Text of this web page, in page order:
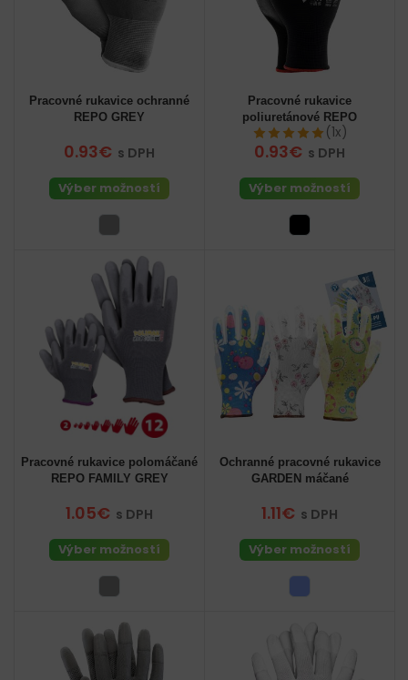
Pracovné rukavice ochranné
REPO GREY
0.93€ s DPH
Výber možností
Pracovné rukavice
poliuretánové REPO
(1x)
0.93€ s DPH
Výber možností
Pracovné rukavice polomáčané
REPO FAMILY GREY
1.05€ s DPH
Výber možností
Ochranné pracovné rukavice
GARDEN máčané
1.11€ s DPH
Výber možností